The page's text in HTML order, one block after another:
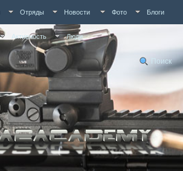
Отряды Новости Фото Блоги
Активность Люди
Поиск